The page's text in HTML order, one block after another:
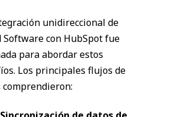
unidireccional de
Software con HubSpot fue
para abordar estos
Los principales flujos de
comprendieron: